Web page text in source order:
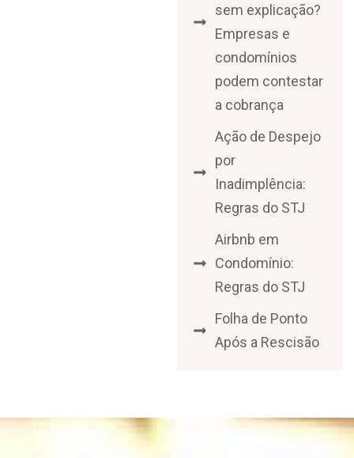
sem explicação?
Empresas e
condomínios
podem contestar
a cobrança
Ação de Despejo
por
Inadimplência:
Regras do STJ
Airbnb em
Condomínio:
Regras do STJ
Folha de Ponto
Após a Rescisão